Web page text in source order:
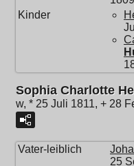
Kinder
Sophia Charlotte
w, * 25 Juli 1811, + 28
Vater-leiblich
25